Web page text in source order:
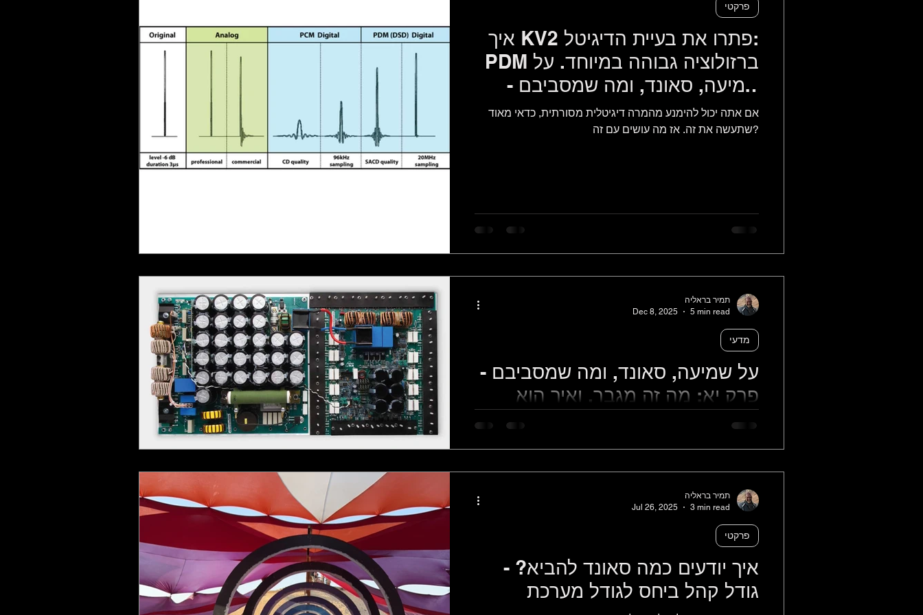
איך KV2 פתרו את בעיית הדיגיטל:
PDM ברזולוציה גבוהה במיוחד. על
שמיעה, סאונד, ומה שמסביבם -
פרק טז
אם אתה יכול להימנע מהמרה דיגיטלית מסורתית, כדאי מאוד
שתעשה את זה. אז מה עושים עם זה?
פרקטי
על שמיעה, סאונד, ומה שמסביבם -
פרק יא: מה זה מגבר, ואיך הוא
מה זה מגבר ואיך הוא עובד: מה הוא בעצם עושה, ואיך בדיוק
מדעי
תמיר בראליה
Dec 8, 2025
5 min read
איך יודעים כמה סאונד להביא? -
גודל קהל ביחס לגודל מערכת
פרקטי
תמיר בראליה
Jul 26, 2025
3 min read